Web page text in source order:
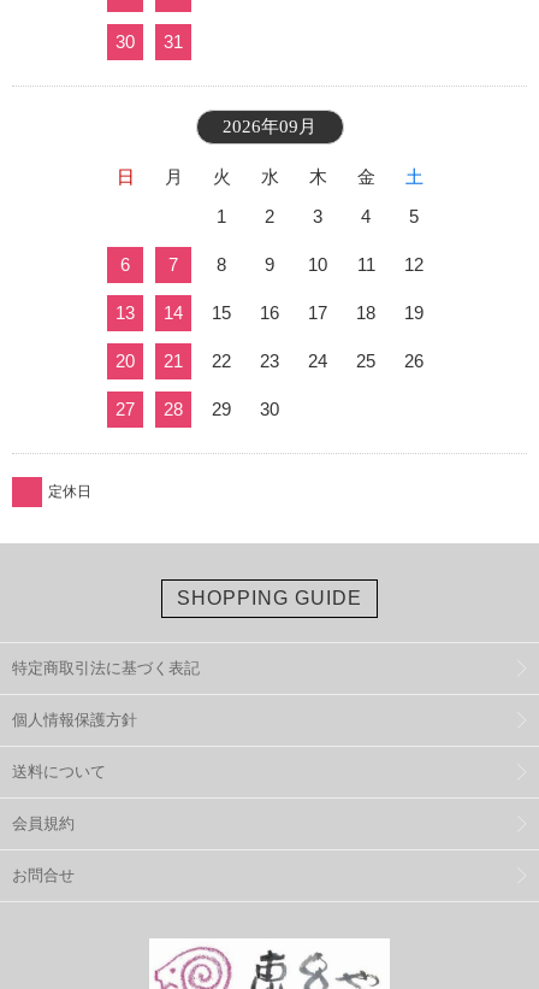
30 31
2026年09月
日 月 火 水 木 金
土
1
2 3 4 5
6 7 8 9 10 11 12
13 14 15 16 17 18 19
20 21 22 23 24 25 26
27 28 29 30
定休日
SHOPPING GUIDE
特定商取引法に基づく表記
個人情報保護方針
送料について
会員規約
お問合せ